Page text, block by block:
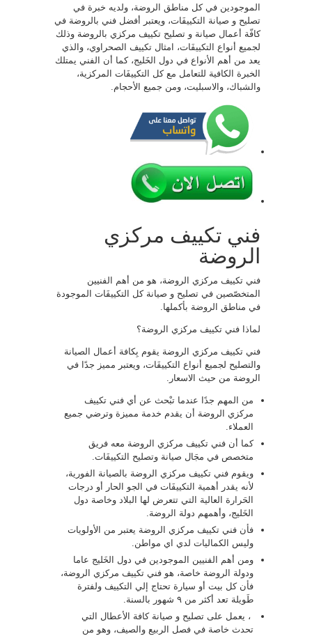
الموجودين في كل مناطق الروضة، ولديه خبرة في
تصليح و صيانة التكييفَات، ويعتبر أفضل فني بالروضة في
كافّة أعمال صيانة و تصليح تكييف مركزي بالروضة وذلك
لجميع أنواع التكييفَات، امثال تكييف الصحراوي، والذي
يعد من أهم الأنواع في دول الخَليج، كما أن الفني يمتلك
الخبرة الكافية للتعامل مع كل التكييفَات المركزية،
والشباك، والاسبليت، ومن جميع الأحجام.
فني تكييف مركزي
الروضة
فني تكييف مركزي الروضة، هو من أهم الفنيين
المتخصّصين في تصليح و صيانة كل التكييفَات الموجودة
في مناطق الروضة بأكملها.
لماذا فني تكييف مركزي الروضة؟
فني تكييف مركزي الروضة يقوم بِكافة أعمال الصيانة
والتصليح لجميع أنواع التكييفَات، ويعتبر مميز جدًا في
الروضة من حيث الاسعار.
من المهم جدًا عندما تبْحث عن أي فني تكييف
مركزي الروضة أن يقدم خدمة مميزة وترضي جميع
العملاء.
كما أن فني تكييف مركزي الروضة معه فريق
متخصص في مجَال صيانة وتصليح التكييفَات.
ويقوم فني تكييف مركزي الروضة بالصيانة الفورية،
لأنه يقدر أهمية التكييفَات في الجو الحار أو درجات
الحَرارة العالية التي تتعرض لها البلاد وخاصة دول
الخَليج، وأهمهم دولة الروضة.
فأن فني تكييف مركزي الروضة يعتبر من الأولويات
وليس الكماليات لدي اي مواطن.
ومن أهم الفنيين الموجودين في دول الخَليج عاما
ودولة الروضة خاصة، هو فني تكييف مركزي الروضة،
فأن كل بيت أو سيارة تحتاج إلي التكييف ولفترة
طَويلة تعد أكثر من ٩ شهور بالسنة.
، يعمل على تصليح و صيانة كافة الأعطال التي
تحدث خاصة في فصل الربيع والصيف، وهو من